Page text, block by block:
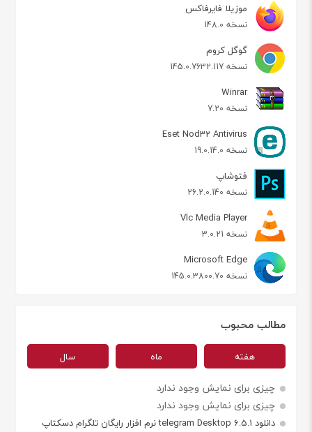
موزیلا فایرفاکس
نسخه 148.0
گوگل کروم
نسخه 145.0.7632.117
Winrar
نسخه 7.20
Eset Nod32 Antivirus
نسخه 19.0.14.0
فتوشاپ
نسخه 26.2.0.140
Vlc Media Player
نسخه 3.0.21
Microsoft Edge
نسخه 145.0.3800.70
مطالب محبوب
هفته ماه سال
چیزی برای نمایش وجود ندارد
چیزی برای نمایش وجود ندارد
دانلود telegram Desktop 6.5.1 نرم افزار رایگان تلگرام دسکتاپ